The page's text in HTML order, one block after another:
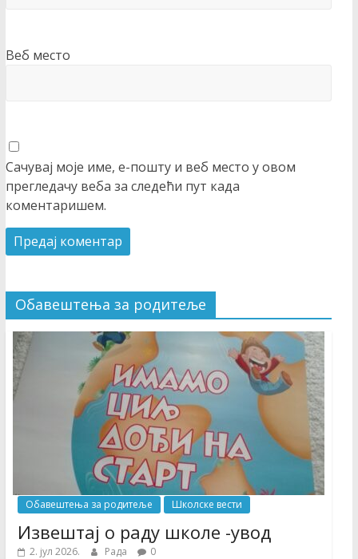
Веб место
Сачувај моје име, е-пошту и веб место у овом
прегледачу веба за следећи пут када
коментаришем.
Обавештења за родитеље
Обавештења за родитеље Школске вести
Извештај о раду школе -увод
2. јул 2026. Рада 0